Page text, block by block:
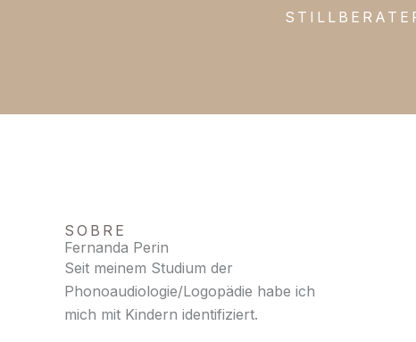
SOBRE
Fernanda Perin
Seit meinem Studium der
Phonoaudiologie/Logopädie habe ich
mich mit Kindern identifiziert.